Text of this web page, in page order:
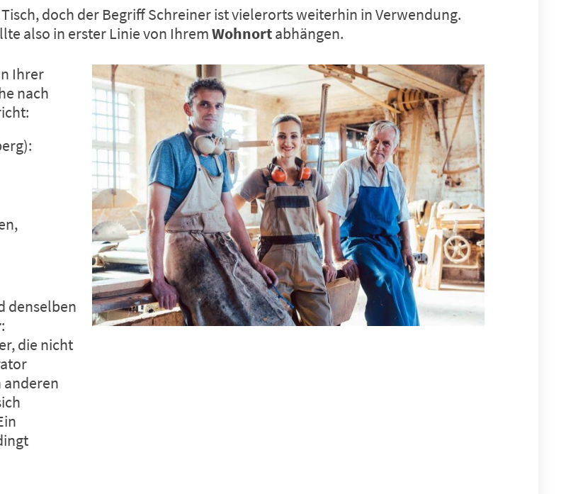
doch der Begriff Schreiner ist vielerorts weiterhin in Verwendung.
also in erster Linie von IhremWohnortabhängen.
Ihrer
nach
denselben
:
die nicht
anderen